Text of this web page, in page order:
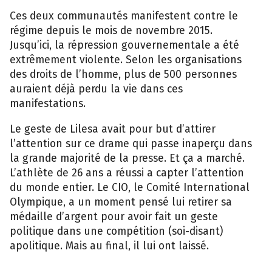
Ces deux communautés manifestent contre le
régime depuis le mois de novembre 2015.
Jusqu’ici, la répression gouvernementale a été
extrêmement violente. Selon les organisations
des droits de l’homme, plus de 500 personnes
auraient déjà perdu la vie dans ces
manifestations.
Le geste de Lilesa avait pour but d’attirer
l’attention sur ce drame qui passe inaperçu dans
la grande majorité de la presse. Et ça a marché.
L’athlète de 26 ans a réussi a capter l’attention
du monde entier. Le CIO, le Comité International
Olympique, a un moment pensé lui retirer sa
médaille d’argent pour avoir fait un geste
politique dans une compétition (soi-disant)
apolitique. Mais au final, il lui ont laissé.